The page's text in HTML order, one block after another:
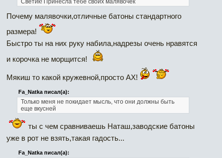
Почему малявочки,отличные батоны стандартного
размера!
Быстро ты на них руку набила,надрезы очень нравятся
и корочка не морщится!
Мякиш то какой кружевной,просто АХ!
Fa_Natka писал(а):
Только меня не покидает мысль, что они должны быть
еще вкусней
ты с чем сравниваешь Наташ,заводские батоны
уже в рот не взять,такая гадость...
Fa_Natka писал(а):